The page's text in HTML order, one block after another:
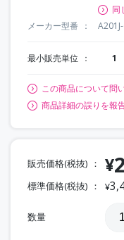
同
メーカー型番
最小販売単位 1
この商品について問
商品詳細の誤りを報
販売価格(税抜) ¥
標準価格(税抜) ¥
数量